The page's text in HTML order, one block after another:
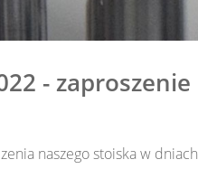
- zaproszenie
naszego stoiska w dniach